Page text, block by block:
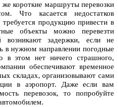
же короткие маршруты перевозки
Что касается недостатков
требуется продукцию привести в
объекты можно перевезти
задержки, если не
в нужном направлении погодные
в этом нет ничего страшного,
обеспечивают временное
складах, организовывают сами
в аэропорт. Даже если вам
перевозок, то попробуйте